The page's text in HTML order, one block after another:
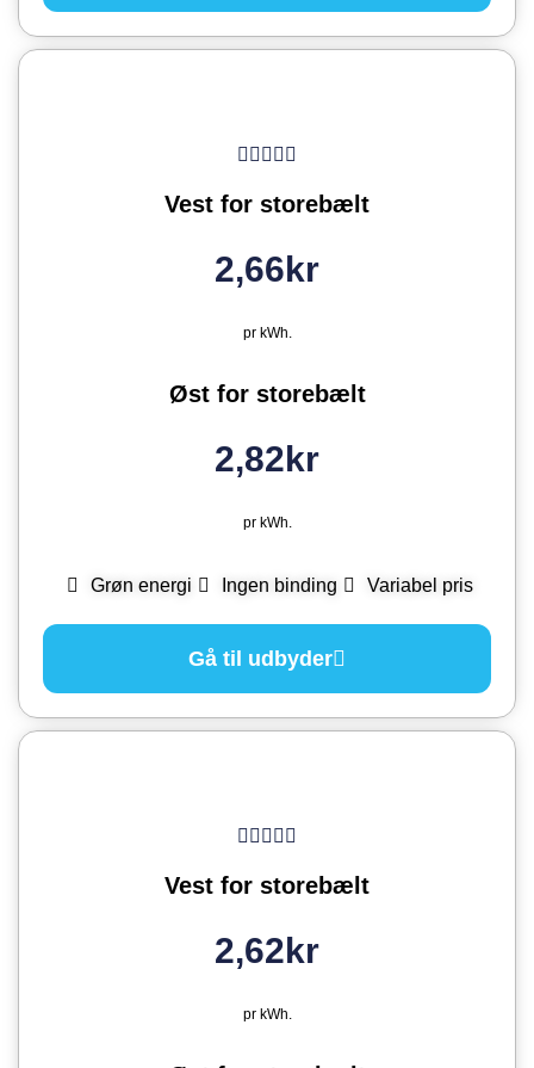
Vest for storebælt
2,66kr
pr kWh.
Øst for storebælt
2,82kr
pr kWh.
Grøn energi Ingen binding Variabel pris
Gå til udbyder
Vest for storebælt
2,62kr
pr kWh.